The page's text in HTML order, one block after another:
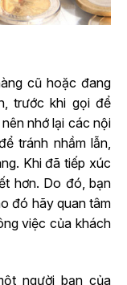
cũ hoặc đang
trước khi gọi để
nhớ lại các nội
tránh nhầm lẫn,
Khi đã tiếp xúc
hơn. Do đó, bạn
đó hãy quan tâm
việc của khách
người bạn của